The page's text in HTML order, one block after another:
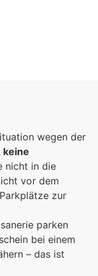
Foto: KGA CC
wegen der
keine
nicht in die
vor dem
zur
parken
bei einem
– das ist